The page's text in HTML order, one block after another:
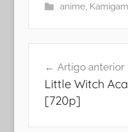
anime,
artigos
Artigo anterior
Little Witch
[720p]